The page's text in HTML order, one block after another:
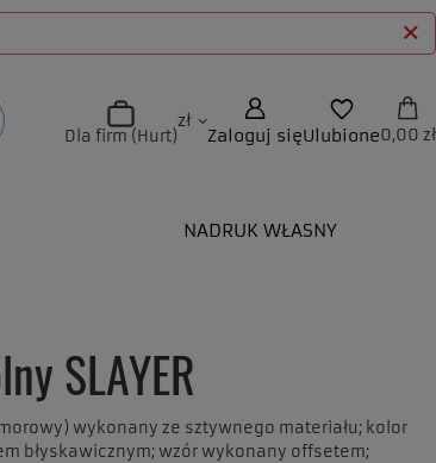
Dla firm (Hurt)
zł
Zaloguj sięUlubione0,00 zł
NADRUK WŁASNY
SLAYER
wykonany ze sztywnego materiału; kolor
błyskawicznym; wzór wykonany offsetem;